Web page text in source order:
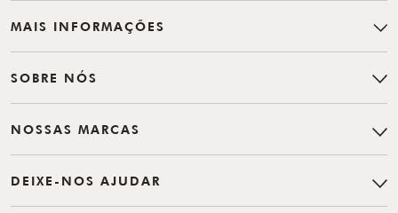
MAIS INFORMAÇÕES
SOBRE NÓS
NOSSAS MARCAS
DEIXE-NOS AJUDAR